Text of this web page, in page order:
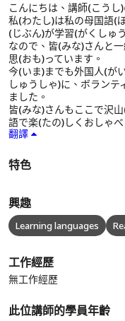
こんにちは、講師(こうし
私(わたし)は私の母国語(
(じぶん)が学習(がくしゅ
なので、皆(みな)さんと
思(おも)っています。
今(いま)までも外国人(が
しゅうしゃ)に、ボラン
ました。
皆(みな)さんもここで沢
語で楽(たの)しくおしゃべ
翻譯
特色
興趣
Learning languages
工作經歷
無工作經歷
此位講師的學員年齡